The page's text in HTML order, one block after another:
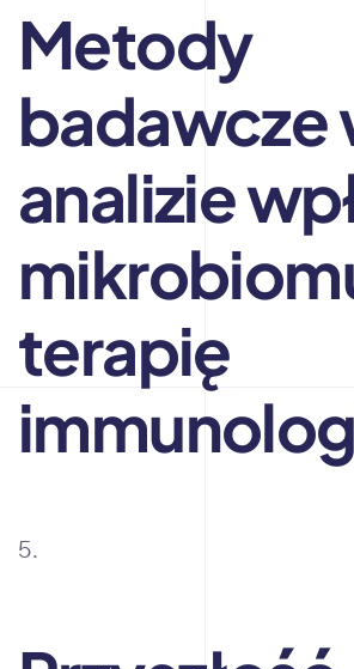
Metody
badawcze
analizie
terapię